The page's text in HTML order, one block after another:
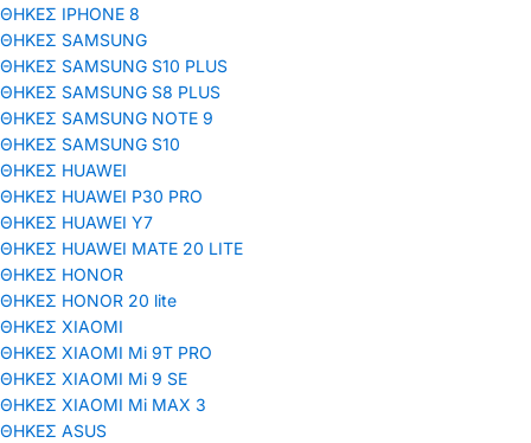
ΘΗΚΕΣ IPHONE 8
ΘΗΚΕΣ SAMSUNG
ΘΗΚΕΣ SAMSUNG S10 PLUS
ΘΗΚΕΣ SAMSUNG S8 PLUS
ΘΗΚΕΣ SAMSUNG NOTE 9
ΘΗΚΕΣ SAMSUNG S10
ΘΗΚΕΣ HUAWEI
ΘΗΚΕΣ HUAWEI P30 PRO
ΘΗΚΕΣ HUAWEI Y7
ΘΗΚΕΣ HUAWEI MATE 20 LITE
ΘΗΚΕΣ HONOR
ΘΗΚΕΣ HONOR 20 lite
ΘΗΚΕΣ XIAOMI
ΘΗΚΕΣ XIAOMI Mi 9T PRO
ΘΗΚΕΣ XIAOMI Mi 9 SE
ΘΗΚΕΣ XIAOMI Mi MAX 3
ΘΗΚΕΣ ASUS